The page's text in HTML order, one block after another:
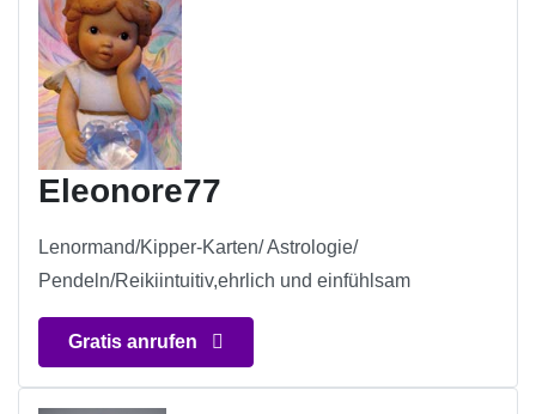
Eleonore77
Lenormand/Kipper-Karten/ Astrologie/
Pendeln/Reikiintuitiv,ehrlich und einfühlsam
Gratis anrufen